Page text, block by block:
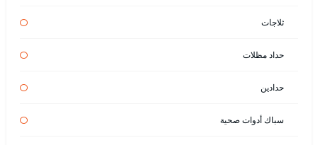
ثلاجات
حداد مظلات
حدادين
سباك أدوات صحية